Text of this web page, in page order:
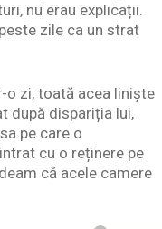
nu erau explicații.
zile ca un strat
o zi, toată acea liniște
după dispariția lui,
pe care o
cu o reținere pe
că acele camere